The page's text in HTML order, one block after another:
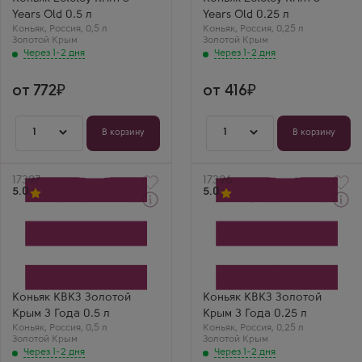
Years Old 0.5 л
Коньяк, Россия, 0,5 л
Золотой Крым
Через 1-2 дня
Выдержка
5 лет
Виктория
Zolotoy Krim 5 лет
0.5 — мягкий,
Подходит даже
от 772
1 В корзину
Years Old 0.25 л
Коньяк, Россия, 0,25 л
Золотой Крым
Через 1-2 дня
Выдержка
5 лет
Марина
Zolotoy Krim 5 лет
0.25 — мягкий,
Подходит даже
от 416
1 В корзину
Артикул
17397
5.0
Коньяк КВКЗ Золотой
Крым 3 Года 0.5 л
Коньяк, Россия, 0,5 л
Золотой Крым
Через 1-2 дня
Old
Бренд
Золотой Крым
Выдержка
3 года
Глеб
КВКЗ Золотой Крым
Артикул
17396
5.0
Коньяк КВКЗ Золотой
Крым 3 Года 0.25 л
Коньяк, Россия, 0,25 л
Золотой Крым
Через 1-2 дня
Old
Бренд
Золотой Крым
Выдержка
3 года
Мария
КВКЗ Золотой Крым